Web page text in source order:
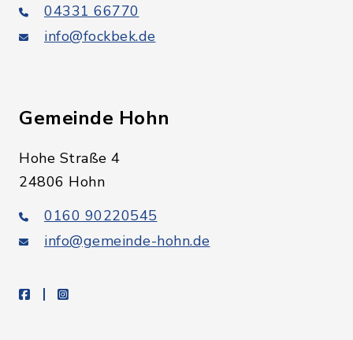
04331 66770
info@fockbek.de
Gemeinde Hohn
Hohe Straße 4
24806 Hohn
0160 90220545
info@gemeinde-hohn.de
facebookinstagram